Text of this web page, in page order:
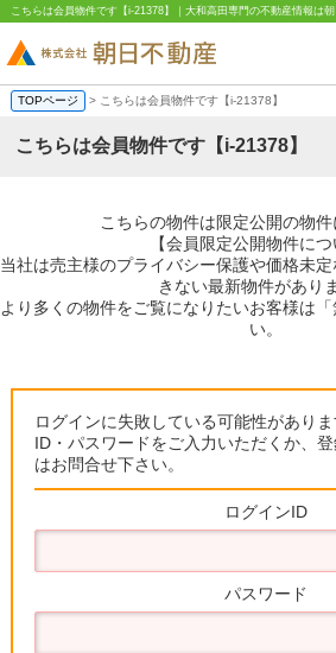
こちらは会員物件です【i-21378】｜大和高田専門の不動産情報は
TOPページ > こちらは会員物件です【i-21378】
こちらは会員物件です【i-21378】
こちらの物件は限定公開の物件
【会員限定公開物件につ
当社は売主様のプライバシー保護や価格未
きない最新物件があり
より多くの物件をご覧になりたいお客様は
い。
ログインに失敗している可能性があり
ID・パスワードをご入力いただくか、
はお問合せ下さい。
ログインID
パスワード